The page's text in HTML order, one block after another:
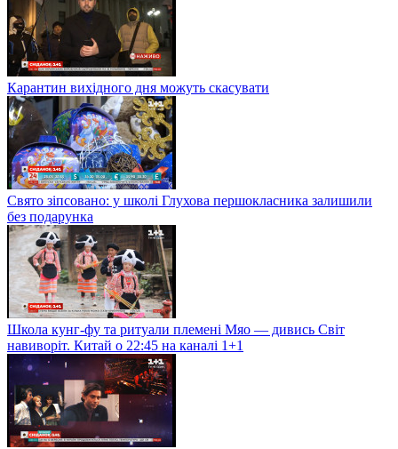
Карантин вихідного дня можуть скасувати
Свято зіпсовано: у школі Глухова першокласника залишили
без подарунка
Школа кунг-фу та ритуали племені Мяо — дивись Світ
навиворіт. Китай о 22:45 на каналі 1+1